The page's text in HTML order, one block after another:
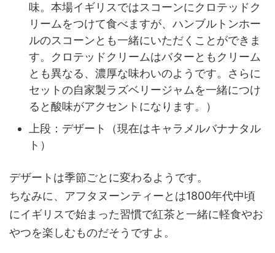
味。本場イギリスではスコーンにクロテッドク
リームをつけて食べますが、ハンブルトンホー
ルのスコーンとも一緒にいただくことができま
す。クロテッドクリームはバターともクリーム
とも異なる、濃厚な味わいのようです。さらに
セットの自家製ラズベリージャムを一緒につけ
ると酸味がアクセントになります。）
上段：デザート（現在はキャラメルバナナタル
ト）
デザートは季節ごとに変わるようです。
ちなみに、アフタヌーンティーとは1800年代中頃
にイギリスで始まった習慣で紅茶と一緒に軽食やお
やつを楽しむものだそうですよ。